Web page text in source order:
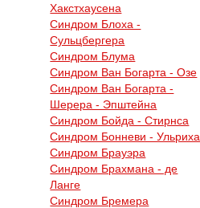
Хакстхаусена
Синдром Блоха -
Сульцбергера
Синдром Блума
Синдром Ван Богарта - Озе
Синдром Ван Богарта -
Шерера - Эпштейна
Синдром Бойда - Стирнса
Синдром Бонневи - Ульриха
Синдром Брауэра
Синдром Брахмана - де
Ланге
Синдром Бремера